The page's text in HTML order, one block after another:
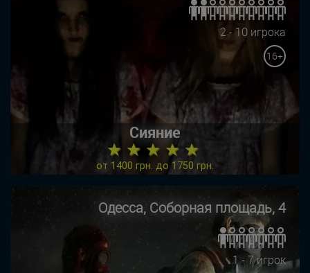
2 - 10 игрока
16+
Сияние
★ ★ ★ ★ ★
от 1400 грн. до 1750 грн.
Одесса, Соборная площадь, 4
1 - 7 игрок